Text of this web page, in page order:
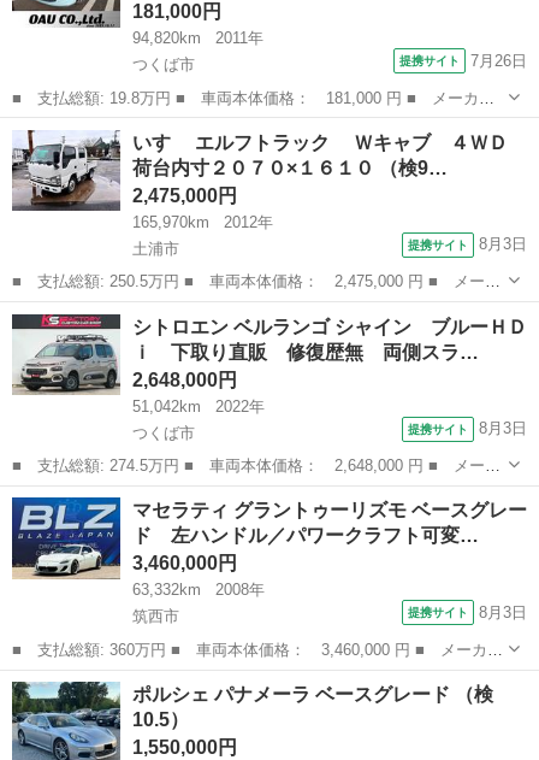
181,000円
94,820km
2011年
つくば市
提携サイト 7月26日
■ 支払総額: 19.8万円 ■ 車両本体価格： 181,000 円 ■ メーカー
名： シトロエン ■ 車種名： ＤＳ３ ■ グレード名： シック
純正１６インチアルミホイール／オートエアコン／キーレス／ ■ 排
気量： 1...
茨城 つくば市
いすゞ エルフトラック Ｗキャブ ４ＷＤ
荷台内寸２０７０×１６１０ （検9…
2,475,000円
165,970km
2012年
土浦市
提携サイト 8月3日
■ 支払総額: 250.5万円 ■ 車両本体価格： 2,475,000 円 ■ メーカ
ー名： いすゞ ■ 車種名： エルフトラック ■ グレード名：
Ｗキャブ ４ＷＤ 荷台内寸２０７０×１６１０ ■ 排気量：
3000c...
茨城 土浦市 その他
シトロエン ベルランゴ シャイン ブルーＨＤ
ｉ 下取り直販 修復歴無 両側スラ…
2,648,000円
51,042km
2022年
つくば市
提携サイト 8月3日
■ 支払総額: 274.5万円 ■ 車両本体価格： 2,648,000 円 ■ メーカ
ー名： シトロエン ■ 車種名： ベルランゴ ■ グレード名： シ
ャイン ブルーＨＤｉ 下取り直販 修復歴無 両側スライド ルー
フラック...
茨城 つくば市 その他
マセラティ グラントゥーリズモ ベースグレー
ド 左ハンドル／パワークラフト可変…
3,460,000円
63,332km
2008年
筑西市
提携サイト 8月3日
■ 支払総額: 360万円 ■ 車両本体価格： 3,460,000 円 ■ メーカー
名： マセラティ ■ 車種名： グラントゥーリズモ ■ グレード
名： ベースグレード 左ハンドル／パワークラフト可変マフラー／
ローダウン／...
茨城 筑西市
ポルシェ パナメーラ ベースグレード （検
10.5）
1,550,000円